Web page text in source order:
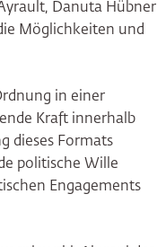
Danuta Hübner
Möglichkeiten und
in einer
Kraft innerhalb
dieses Formats
politische Wille
Engagements